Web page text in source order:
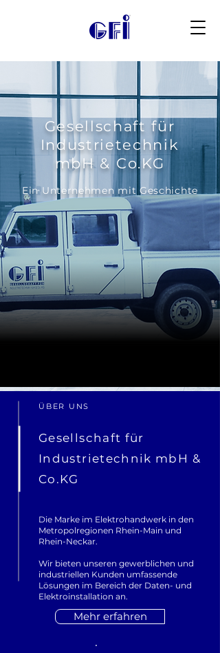
Gesellschaft für
Industrietechnik
mbH & Co.KG
Ein Unternehmen mit Geschichte
ÜBER UNS
Gesellschaft für
Industrietechnik mbH &
Co.KG
Die Marke im Elektrohandwerk in den
Metropolregionen Rhein-Main und
Rhein-Neckar.
Wir bieten unseren gewerblichen und
industriellen Kunden umfassende
Lösungen im Bereich der Daten- und
Elektroinstallation an.
Mehr erfahren